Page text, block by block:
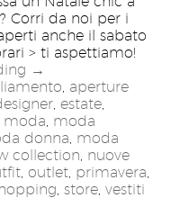
Corri da noi per i
anche il sabato
> ti aspettiamo!
→
, aperture
,estate,
moda, moda
donna, moda
collection, nuove
,outlet, primavera,
,store,vestiti